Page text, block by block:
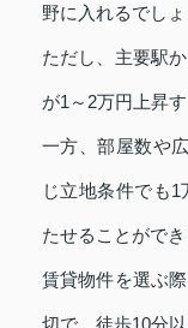
野に入れるでしょ
ただし、主要駅
が1～2万円上昇
一方、部屋数や
じ立地条件でも
たせることができ
賃貸物件を選ぶ
切で、徒歩10分